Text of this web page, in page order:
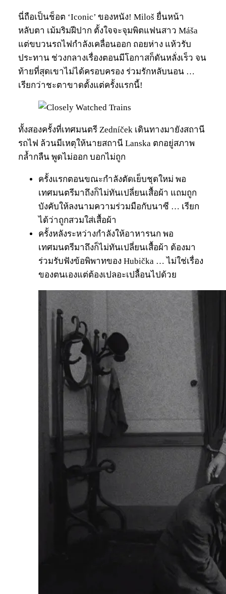
นี่ถือเป็นช็อต ‘Iconic’ ของหนัง! Miloš ยื่นหน้า
หลับตา เม้มริมฝีปาก ตั้งใจจะจุมพิตแฟนสาว Máša
แต่ขบวนรถไฟกำลังเคลื่อนออก ถอยห่าง แห้วรับ
ประทาน ช่วงกลางเรื่องตอนมีโอกาสก็ดันหลั่งเร็ว จน
ท้ายที่สุดเขาไม่ได้ครอบครอง ร่วมรักหลับนอน …
เรียกว่าชะตาขาดตั้งแต่ครั้งแรกนี้!
ทั้งสองครั้งที่เทศมนตรี Zedníček เดินทางมายังสถานี
รถไฟ ล้วนมีเหตุให้นายสถานี Lanska ตกอยู่สภาพ
กล้ำกลืน พูดไม่ออก บอกไม่ถูก
ครั้งแรกตอนขณะกำลังตัดเย็บชุดใหม่ พอ
เทศมนตรีมาถึงก็ไม่ทันเปลี่ยนเสื้อผ้า แถมถูก
บังคับให้ลงนามความร่วมมือกับนาซี … เรียก
ได้ว่าถูกสวมใส่เสื้อผ้า
ครั้งหลังระหว่างกำลังให้อาหารนก พอ
เทศมนตรีมาถึงก็ไม่ทันเปลี่ยนเสื้อผ้า ต้องมา
ร่วมรับฟังข้อพิพาทของ Hubička … ไม่ใช่เรื่อง
ของตนเองแต่ต้องเปลอะเปลื้อนไปด้วย